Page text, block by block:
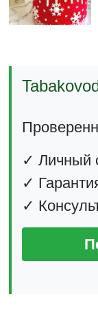
✓ Личный
✓
✓